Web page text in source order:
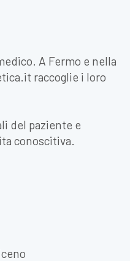
A Fermo e nella
raccoglie i loro
del paziente e
conoscitiva.